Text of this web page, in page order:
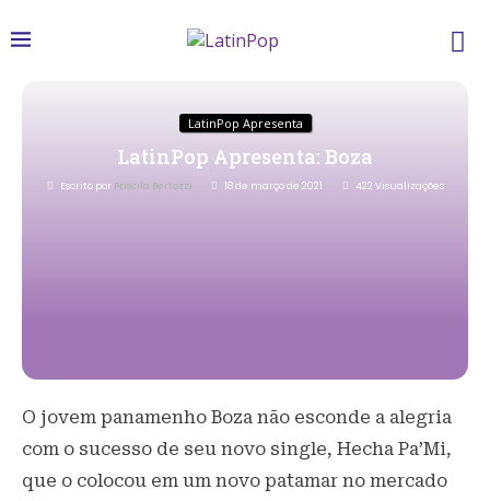
LatinPop Apresenta
LatinPop Apresenta: Boza
Escrito por Priscila Bertozzi 18 de março de 2021 422 Visualizações
O jovem panamenho Boza não esconde a alegria
com o sucesso de seu novo single, Hecha Pa’Mi,
que o colocou em um novo patamar no mercado